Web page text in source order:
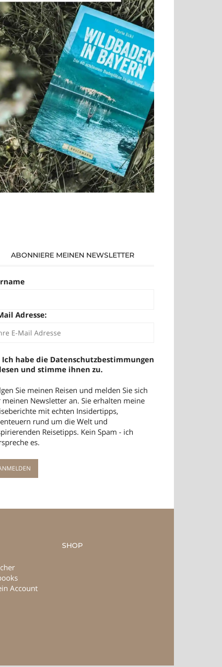
ABONNIERE MEINEN NEWSLETTER
Adresse:
Ich habe die Datenschutzbestimmungen
und stimme ihnen zu.
Sie meinen Reisen und melden Sie sich
Newsletter an. Sie erhalten meine
mit echten Insidertipps,
rund um die Welt und
Reisetipps. Kein Spam - ich
es.
SHOP
Account